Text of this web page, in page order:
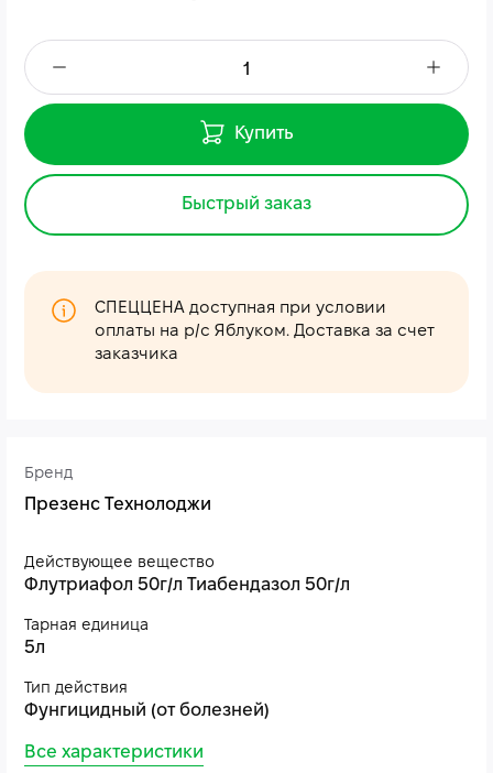
Бренд
Презенс Технолоджи
Действующее вещество
Флутриафол 50г/л Тиабендазол 50г/л
Тарная единица
5л
Тип действия
Фунгицидный (от болезней)
Все характеристики
Купить
Быстрый заказ
СПЕЦЦЕНА доступная при условии
оплаты на р/с Яблуком. Доставка за счет
заказчика